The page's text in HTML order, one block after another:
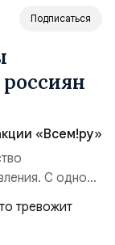
Подписаться
«Всем!ру»
С одной
первой
в